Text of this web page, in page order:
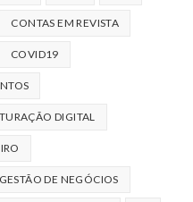
CONTAS EM REVISTA
COVID19
DIGITAL
GESTÃO DE NEGÓCIOS